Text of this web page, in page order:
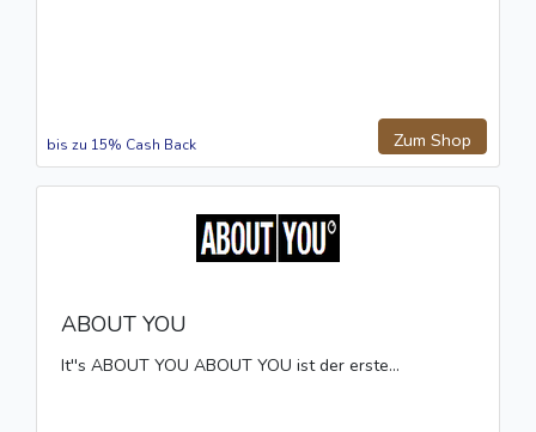
Zum Shop
bis zu 15% Cash Back
ABOUT YOU
It''s ABOUT YOU ABOUT YOU ist der erste...